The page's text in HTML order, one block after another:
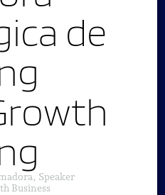
de
Speaker
Business